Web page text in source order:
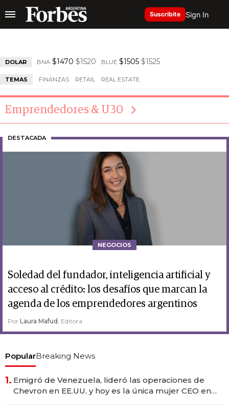
Suscribite Sign In
DOLAR BNA $1470 $1520 BLUE $1505 $1525
TEMAS FINANZAS RETAIL REAL ESTATE
Emprendedores & U30
DESTACADA
NEGOCIOS
Soledad del fundador, inteligencia artificial y
acceso al crédito: los desafíos que marcan la
agenda de los emprendedores argentinos
Por Laura Mafud , Editora
PopularBreaking News
1. Emigró de Venezuela, lideró las operaciones de
Chevron en EE.UU. y hoy es la única mujer CEO en